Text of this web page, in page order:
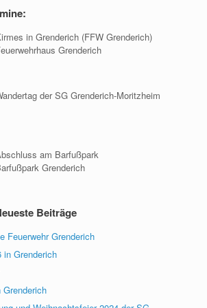
in Grenderich (FFW Grenderich)
Grenderich
der SG Grenderich-Moritzheim
am Barfußpark
Grenderich
Beiträge
Feuerwehr Grenderich
in Grenderich